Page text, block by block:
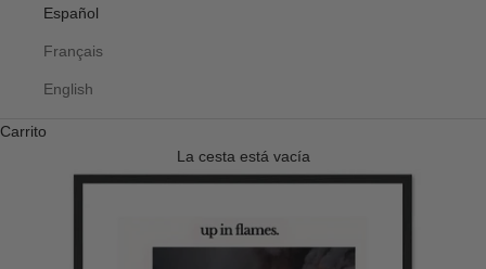
Español
Français
English
Carrito
La cesta está vacía